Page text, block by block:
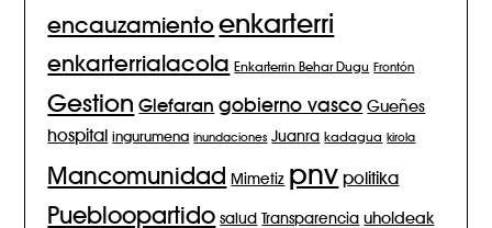
encauzamiento enkarterri
enkarterrialacola Enkarterrin Behar Dugu Frontón
Gestion Glefaran gobierno vasco Gueñes
hospital ingurumena inundaciones Juanra kadagua kirola
Mancomunidad Mimetiz pnv politika
Puebloopartido salud Transparencia uholdeak